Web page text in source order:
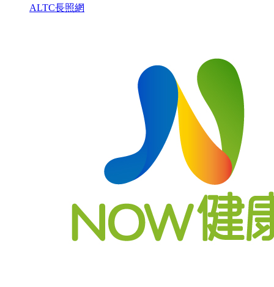
ALTC長照網